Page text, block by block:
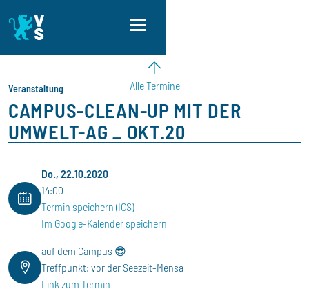
Alle Termine
Veranstaltung
CAMPUS-CLEAN-UP MIT DER
UMWELT-AG _ OKT.20
Do., 22.10.2020
14:00
Termin speichern (ICS)
Im Google-Kalender speichern
auf dem Campus 😎
Treffpunkt: vor der Seezeit-Mensa
Link zum Termin